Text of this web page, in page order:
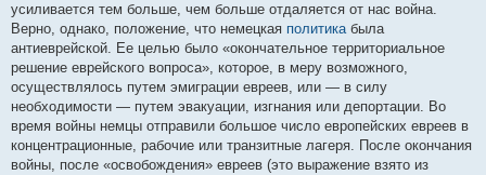
усиливается тем больше, чем больше отдаляется от нас война.
Верно, однако, положение, что немецкая политикабыла
антиеврейской. Ее целью было «окончательное территориальное
решение еврейского вопроса», которое, в меру возможного,
осуществлялось путем эмиграции евреев, или — в силу
необходимости — путем эвакуации, изгнания или депортации. Во
время войны немцы отправили большое число европейских евреев в
концентрационные, рабочие или транзитные лагеря. После окончания
войны, после «освобождения» евреев (это выражение взято из